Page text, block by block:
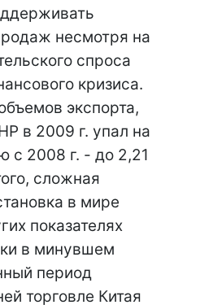
несмотря на
спроса
кризиса.
экспорта,
в 2009 г. упал на
с 2008 г. - до 2,21
сложная
в мире
показателях
в минувшем
период
торговле Китая